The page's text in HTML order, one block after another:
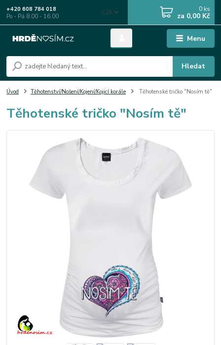
Menu
CZK
Hledat
+420 608 784 018
Po - Pá 8.00 - 16.00
0 ks
za 0,00 Kč
Úvod Těhotenství/Nošení/Kojení/Kojicí korále Těhotenské tričko "Nosím tě"
Těhotenské tričko "Nosím tě"